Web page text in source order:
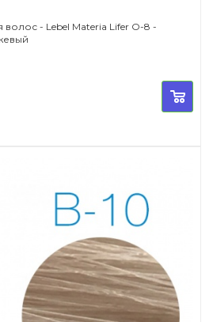
- Lebel Materia Lifer O-8 -